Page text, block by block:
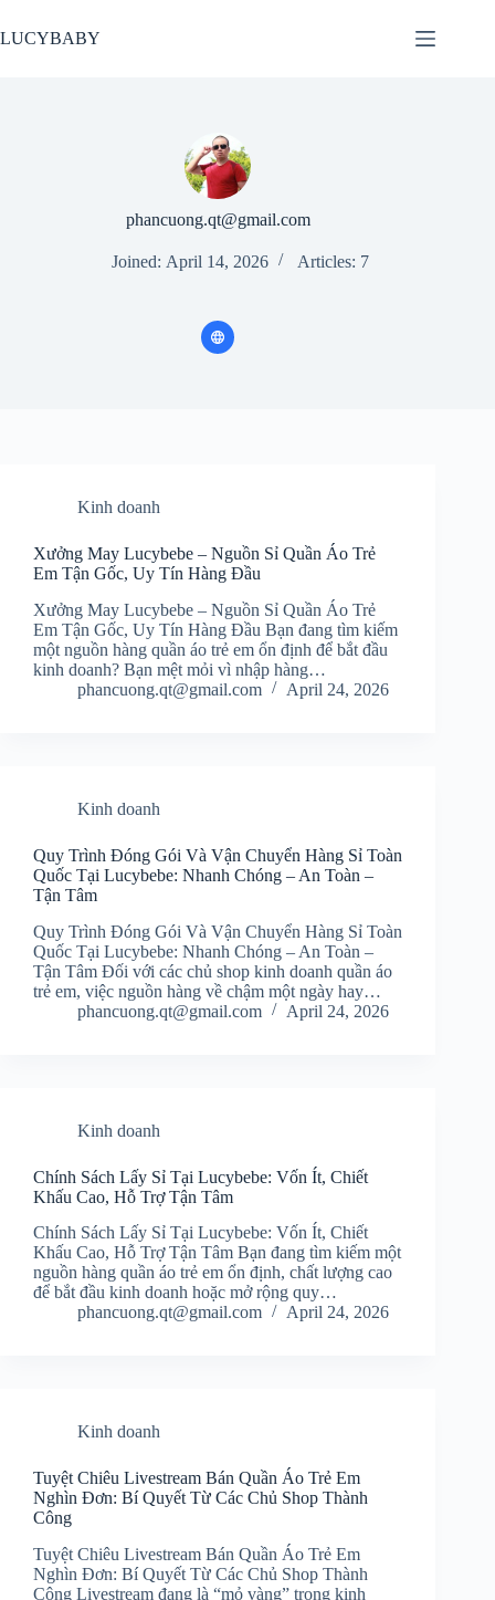
to
content
LUCYBABY
phancuong.qt@gmail.com
Joined: April 14, 2026 Articles: 7
Kinh doanh
Xưởng May Lucybebe – Nguồn Sỉ Quần Áo Trẻ
Em Tận Gốc, Uy Tín Hàng Đầu
Xưởng May Lucybebe – Nguồn Sỉ Quần Áo Trẻ
Em Tận Gốc, Uy Tín Hàng Đầu Bạn đang tìm kiếm
một nguồn hàng quần áo trẻ em ổn định để bắt đầu
kinh doanh? Bạn mệt mỏi vì nhập hàng…
phancuong.qt@gmail.com
April 24, 2026
Kinh doanh
Quy Trình Đóng Gói Và Vận Chuyển Hàng Sỉ Toàn
Quốc Tại Lucybebe: Nhanh Chóng – An Toàn –
Tận Tâm
Quy Trình Đóng Gói Và Vận Chuyển Hàng Sỉ Toàn
Quốc Tại Lucybebe: Nhanh Chóng – An Toàn –
Tận Tâm Đối với các chủ shop kinh doanh quần áo
trẻ em, việc nguồn hàng về chậm một ngày hay…
phancuong.qt@gmail.com
April 24, 2026
Kinh doanh
Chính Sách Lấy Sỉ Tại Lucybebe: Vốn Ít, Chiết
Khấu Cao, Hỗ Trợ Tận Tâm
Chính Sách Lấy Sỉ Tại Lucybebe: Vốn Ít, Chiết
Khấu Cao, Hỗ Trợ Tận Tâm Bạn đang tìm kiếm một
nguồn hàng quần áo trẻ em ổn định, chất lượng cao
để bắt đầu kinh doanh hoặc mở rộng quy…
phancuong.qt@gmail.com
April 24, 2026
Kinh doanh
Tuyệt Chiêu Livestream Bán Quần Áo Trẻ Em
Nghìn Đơn: Bí Quyết Từ Các Chủ Shop Thành
Công
Tuyệt Chiêu Livestream Bán Quần Áo Trẻ Em
Nghìn Đơn: Bí Quyết Từ Các Chủ Shop Thành
Công Livestream đang là “mỏ vàng” trong kinh